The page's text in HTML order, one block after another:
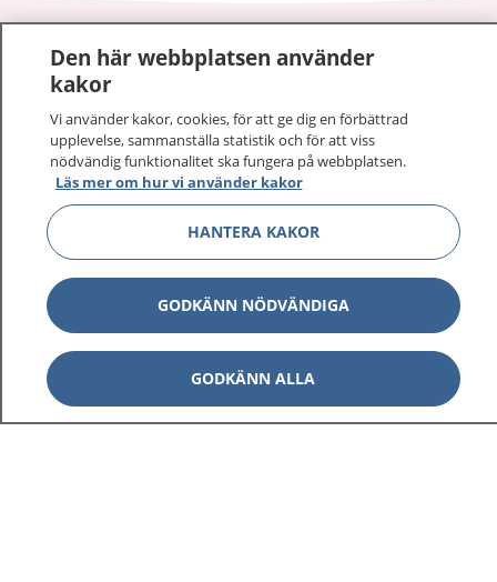
1177–tryggt om din hälsa och vård
sjukdomar och vilka mottagningar du kan kontakta.
Logga in för att läsa din journal och göra dina
vårdärenden. Ring telefonnummer 1177 för
sjukvårdsrådgivning dygnet runt.
1177 ger dig råd när du vill må bättre.
1177 på flera språk Visa
Den här webbplatsen använder
kakor
Vi använder kakor, cookies, för att ge dig en förbättrad
upplevelse, sammanställa statistik och för att viss
nödvändig funktionalitet ska fungera på webbplatsen.
Läs mer om hur vi använder kakor
HANTERA KAKOR
GODKÄNN NÖDVÄNDIGA
GODKÄNN ALLA